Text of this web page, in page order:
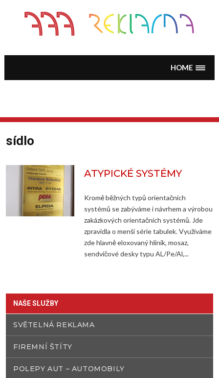
content
HOME
sídlo
ATYPICKÉ SYSTÉMY
Kromě běžných typů orientačních
systémů se zabýváme i návrhem a výrobou
zakázkových orientačních systémů. Jde
zpravidla o menší série tabulek. Využíváme
zde hlavně eloxovaný hliník, mosaz,
sendvičové desky typu AL/Pe/Al,...
NAŠE SLUŽBY
SVĚTELNÁ REKLAMA
FIREMNÍ ŠTÍTY
POLEPY AUT – AUTOMOBILY